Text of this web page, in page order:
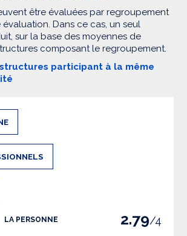
être évaluées par regroupement
Dans ce cas, un seul
sur la base des moyennes de
composant le regroupement.
participant à la même
LA PERSONNE 2.79/4